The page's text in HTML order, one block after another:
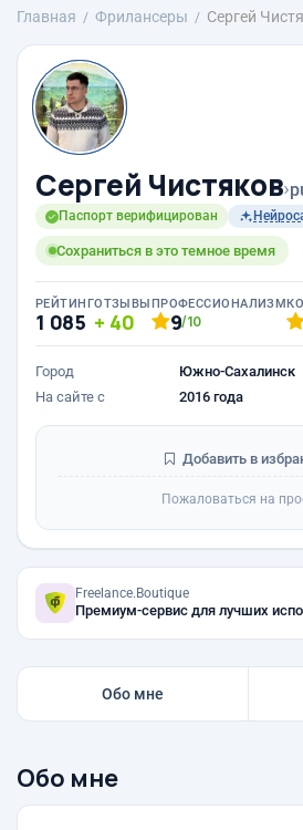
Главная Фрилансеры Сергей
Сергей Чистяков›
Паспорт верифицирован
Сохраниться в это темное время
РЕЙТИНГ
1 085
ОТЗЫВЫ
40
ПРОФЕССИОНАЛИЗМ
9/10
Город
Южно-Сахалинск
На сайте с
2016 года
Добавить в
Пожаловаться на
Freelance.Boutique
Премиум-сервис для лучших
Обо мне
Обо мне